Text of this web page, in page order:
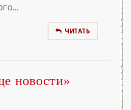
ЧИТАТЬ
новости»